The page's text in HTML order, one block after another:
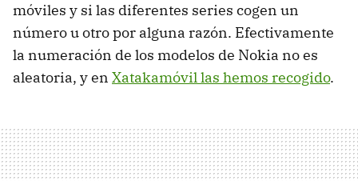
móviles y si las diferentes series cogen un
número u otro por alguna razón. Efectivamente
la numeración de los modelos de Nokia no es
aleatoria, y en Xatakamóvil las hemos recogido.